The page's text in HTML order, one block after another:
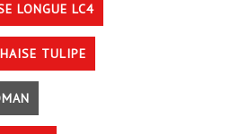
LONGUE LC4
TULIPE